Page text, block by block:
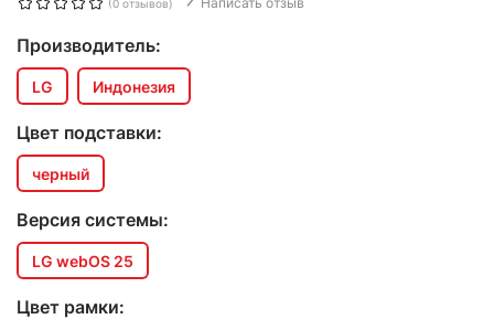
(0 отзывов)
Производитель:
LG Индонезия
Цвет подставки:
черный
Версия системы:
LG webOS 25
Цвет рамки: